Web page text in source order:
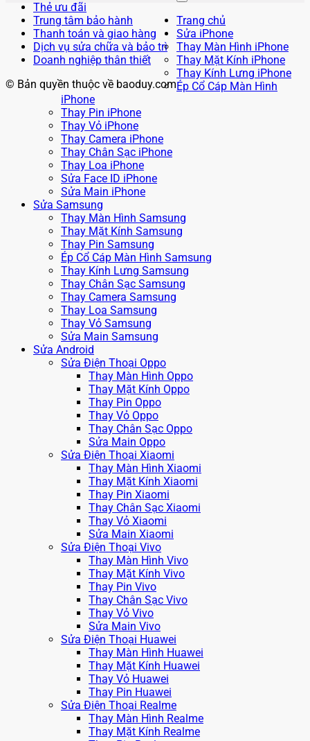
Thẻ ưu đãi
Trung tâm bảo hành
Thanh toán và giao hàng
Dịch vụ sửa chữa và bảo trì
Doanh nghiệp thân thiết
© Bản quyền thuộc về baoduy.com
Trang chủ
Sửa iPhone
Thay Màn Hình iPhone
Thay Mặt Kính iPhone
Thay Kính Lưng iPhone
Ép Cổ Cáp Màn Hình
iPhone
Thay Pin iPhone
Thay Vỏ iPhone
Thay Camera iPhone
Thay Chân Sạc iPhone
Thay Loa iPhone
Sửa Face ID iPhone
Sửa Main iPhone
Sửa Samsung
Thay Màn Hình Samsung
Thay Mặt Kính Samsung
Thay Pin Samsung
Ép Cổ Cáp Màn Hình Samsung
Thay Kính Lưng Samsung
Thay Chân Sạc Samsung
Thay Camera Samsung
Thay Loa Samsung
Thay Vỏ Samsung
Sửa Main Samsung
Sửa Android
Sửa Điện Thoại Oppo
Thay Màn Hình Oppo
Thay Mặt Kính Oppo
Thay Pin Oppo
Thay Vỏ Oppo
Thay Chân Sạc Oppo
Sửa Main Oppo
Sửa Điện Thoại Xiaomi
Thay Màn Hình Xiaomi
Thay Mặt Kính Xiaomi
Thay Pin Xiaomi
Thay Chân Sạc Xiaomi
Thay Vỏ Xiaomi
Sửa Main Xiaomi
Sửa Điện Thoại Vivo
Thay Màn Hình Vivo
Thay Mặt Kính Vivo
Thay Pin Vivo
Thay Chân Sạc Vivo
Thay Vỏ Vivo
Sửa Main Vivo
Sửa Điện Thoại Huawei
Thay Màn Hình Huawei
Thay Mặt Kính Huawei
Thay Vỏ Huawei
Thay Pin Huawei
Sửa Điện Thoại Realme
Thay Màn Hình Realme
Thay Mặt Kính Realme